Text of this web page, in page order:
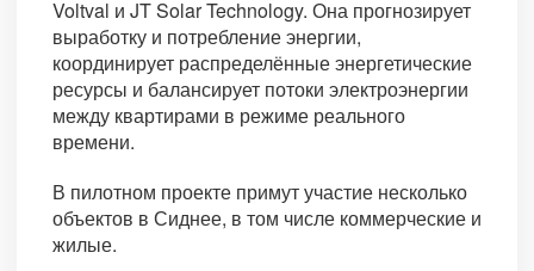
Voltval и JT Solar Technology. Она прогнозирует
выработку и потребление энергии,
координирует распределённые энергетические
ресурсы и балансирует потоки электроэнергии
между квартирами в режиме реального
времени.
В пилотном проекте примут участие несколько
объектов в Сиднее, в том числе коммерческие и
жилые.